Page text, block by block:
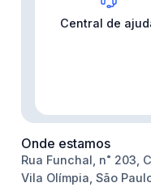
Central de
Onde estamos
Rua Funchal, n˚ 203,
Vila Olímpia, São